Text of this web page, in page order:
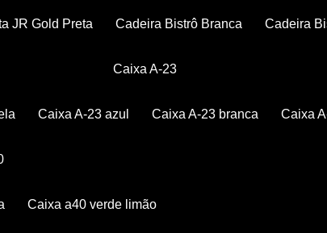
JR Gold Preta Cadeira Bistrô Branca Cadeira
Caixa A-23
Caixa A-23 azul Caixa A-23 branca Caixa
Caixa a40 verde limão